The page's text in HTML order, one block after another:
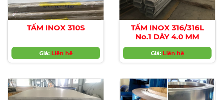
TẤM INOX 310S
Giá: Liên hệ
TẤM INOX 316/316L
No.1 DÀY 4.0 MM
Giá: Liên hệ